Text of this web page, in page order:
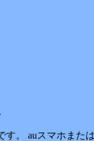
。 auスマホまた